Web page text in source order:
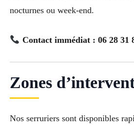
nocturnes ou week-end.
Contact immédiat : 06 28 31
Zones
Nos serruriers sont disponibles